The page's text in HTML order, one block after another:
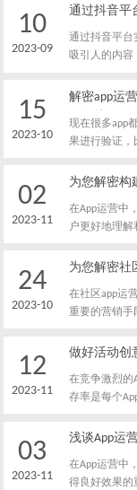
10
2023-09
通过抖音平
通过抖音平台
吸引人的内容
段。
15
2023-10
解密app运
五个坑
现在很多app
果进行验证，
要绕开的坑有
02
2023-11
为您解密构
在App运营中
户更好地理
用户满意度和
24
2023-10
为您解密社
在社区app运
重要的营销手
过程中打造
12
2023-11
做好活动创
在竞争激烈的
存率是每个
App的发展。
03
2023-11
浅谈App运
在App运营中
得良好效果的